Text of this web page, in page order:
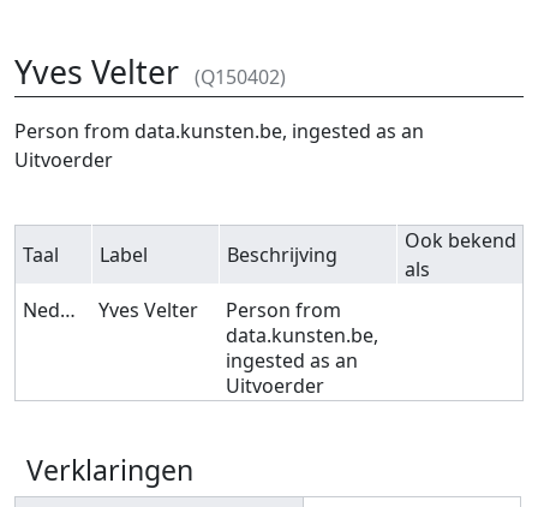
Yves Velter (Q150402)
Ga naar:navigatie,zoeken
Person from data.kunsten.be, ingested as an
Uitvoerder
Taal Label Beschrijving
Ook bekend
als
Nederlands
Yves Velter
Person from
data.kunsten.be,
ingested as an
Uitvoerder
Verklaringen